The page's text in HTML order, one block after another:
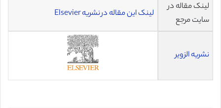
لینک مقاله در
سایت مرجع
لینک این مقاله در نشریه Elsevier
نشریه الزویر